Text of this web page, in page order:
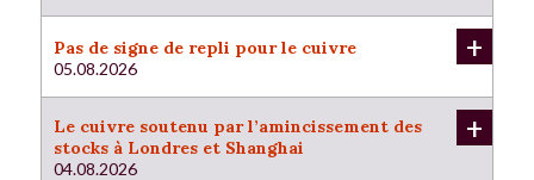
Pas de signe de repli pour le cuivre
05.08.2026
+
Le cuivre soutenu par l’amincissement des
stocks à Londres et Shanghai
04.08.2026
+